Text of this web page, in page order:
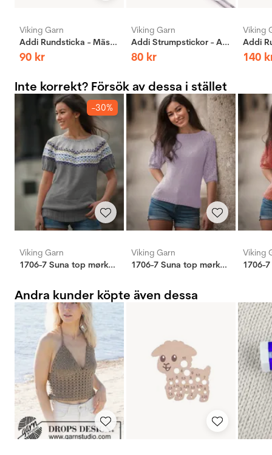
Viking Garn
Addi Rundsticka - Mässing
90 kr
Viking Garn
Addi Strumpstickor - Aluminium
80 kr
Viking
140
Inte korrekt? Försök av dessa i stället
-30%
Viking Garn
1706-7 Suna top mørkgrå
Viking Garn
1706-7 Suna top mørkgrå
Viking
Andra kunder köpte även dessa